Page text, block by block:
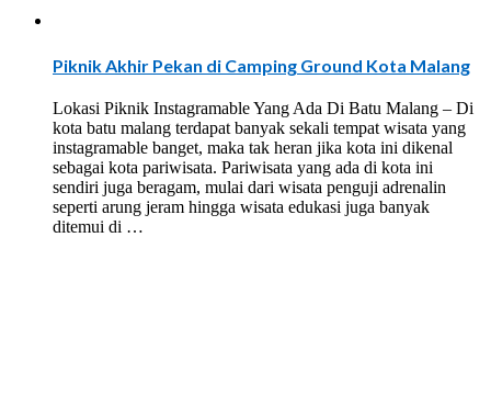
Piknik Akhir Pekan di Camping Ground Kota Malang
Lokasi Piknik Instagramable Yang Ada Di Batu Malang – Di
kota batu malang terdapat banyak sekali tempat wisata yang
instagramable banget, maka tak heran jika kota ini dikenal
sebagai kota pariwisata. Pariwisata yang ada di kota ini
sendiri juga beragam, mulai dari wisata penguji adrenalin
seperti arung jeram hingga wisata edukasi juga banyak
ditemui di …